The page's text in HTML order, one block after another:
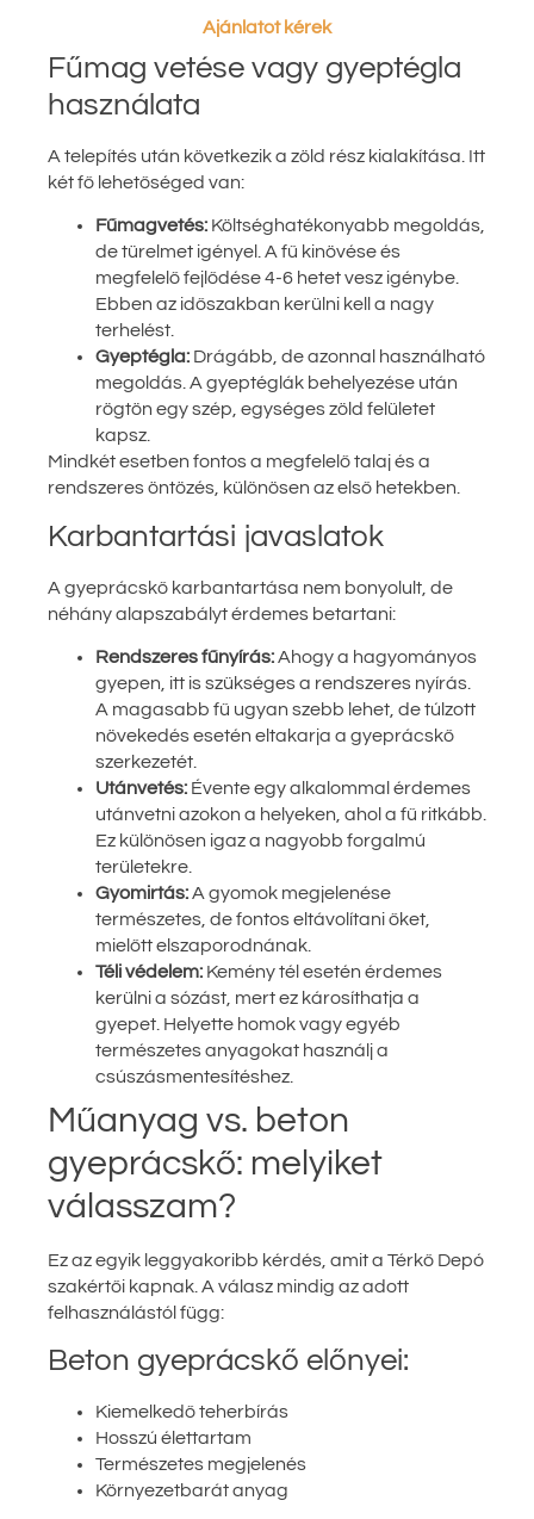
Ajánlatot kérek
Fűmag vetése vagy gyeptégla
használata
A telepítés után következik a zöld rész kialakítása. Itt
két fő lehetőséged van:
Fűmagvetés: Költséghatékonyabb megoldás,
de türelmet igényel. A fű kinövése és
megfelelő fejlődése 4-6 hetet vesz igénybe.
Ebben az időszakban kerülni kell a nagy
terhelést.
Gyeptégla: Drágább, de azonnal használható
megoldás. A gyeptéglák behelyezése után
rögtön egy szép, egységes zöld felületet
kapsz.
Mindkét esetben fontos a megfelelő talaj és a
rendszeres öntözés, különösen az első hetekben.
Karbantartási javaslatok
A gyeprácskő karbantartása nem bonyolult, de
néhány alapszabályt érdemes betartani:
Rendszeres fűnyírás:Ahogy a hagyományos
gyepen, itt is szükséges a rendszeres nyírás.
A magasabb fű ugyan szebb lehet, de túlzott
növekedés esetén eltakarja a gyeprácskő
szerkezetét.
Utánvetés: Évente egy alkalommal érdemes
utánvetni azokon a helyeken, ahol a fű ritkább.
Ez különösen igaz a nagyobb forgalmú
területekre.
Gyomirtás:A gyomok megjelenése
természetes, de fontos eltávolítani őket,
mielőtt elszaporodnának.
Téli védelem: Kemény tél esetén érdemes
kerülni a sózást, mert ez károsíthatja a
gyepet. Helyette homok vagy egyéb
természetes anyagokat használj a
csúszásmentesítéshez.
Műanyag vs. beton
gyeprácskő: melyiket
válasszam?
Ez az egyik leggyakoribb kérdés, amit a Térkő Depó
szakértői kapnak. A válasz mindig az adott
felhasználástól függ:
Beton gyeprácskő előnyei:
Kiemelkedő teherbírás
Hosszú élettartam
Természetes megjelenés
Környezetbarát anyag